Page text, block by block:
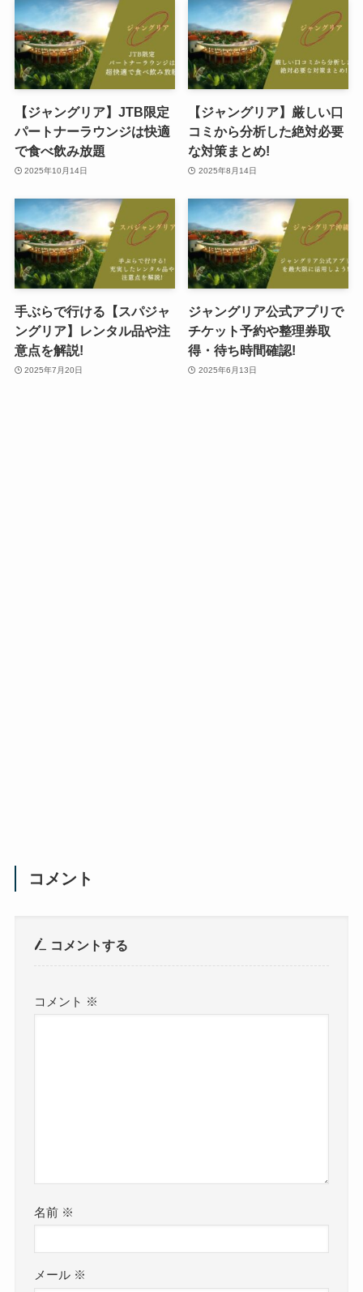
【ジャングリア】JTB限定
パートナーラウンジは快適
で食べ飲み放題
2025年10月14日
【ジャングリア】厳しい口
コミから分析した絶対必要
な対策まとめ!
2025年8月14日
手ぶらで行ける【スパジャ
ングリア】レンタル品や注
意点を解説!
2025年7月20日
ジャングリア公式アプリで
チケット予約や整理券取
得・待ち時間確認!
2025年6月13日
コメント
コメントする
コメント ※
名前 ※
メール ※